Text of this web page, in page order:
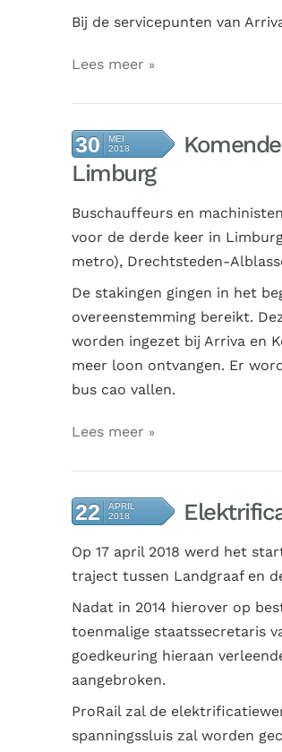
Bij de servicepunten van
Lees meer
30
MEI
2018
Limburg
Buschauffeurs en
voor de derde keer in
metro), Drechtsteden-
De stakingen gingen in het
overeenstemming bereikt.
worden ingezet bij Arriva en
meer loon ontvangen. Er
bus cao vallen.
Lees meer
22
APRIL
2018
Op 17 april 2018 werd het
traject tussen Landgraaf en
Nadat in 2014 hierover op
toenmalige staatssecretaris
goedkeuring hieraan
aangebroken.
ProRail zal de
spanningssluis zal worden